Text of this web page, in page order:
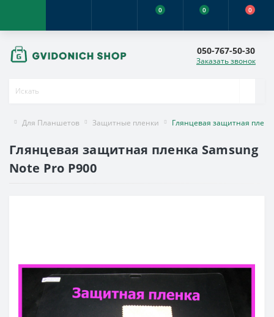
0 0 0
050-767-50-30
Заказать звонок
Для Планшетов Защитные пленки Глянцевая защитная
Глянцевая защитная пленка Samsung
Note Pro P900